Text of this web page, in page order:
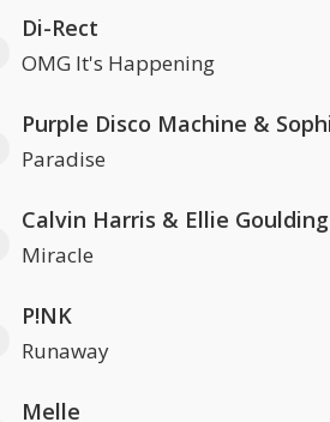
Di-Rect
OMG It's Happening
Paradise
Calvin Harris & Ellie Goulding
Miracle
P!NK
Runaway
Melle